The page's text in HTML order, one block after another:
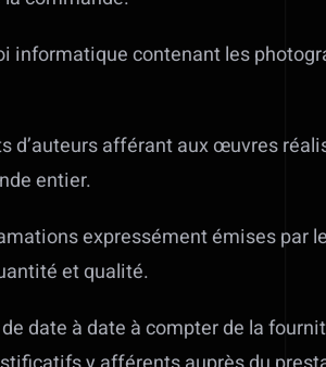
informatique contenant les
d’auteurs afférant aux œuvres
entier.
expressément émises
et qualité.
date à date à compter de la